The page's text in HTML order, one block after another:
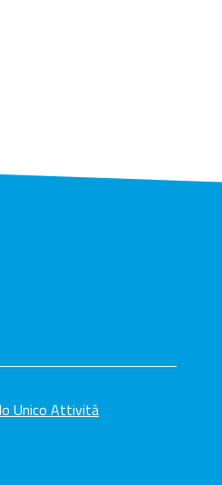
Unico Attività